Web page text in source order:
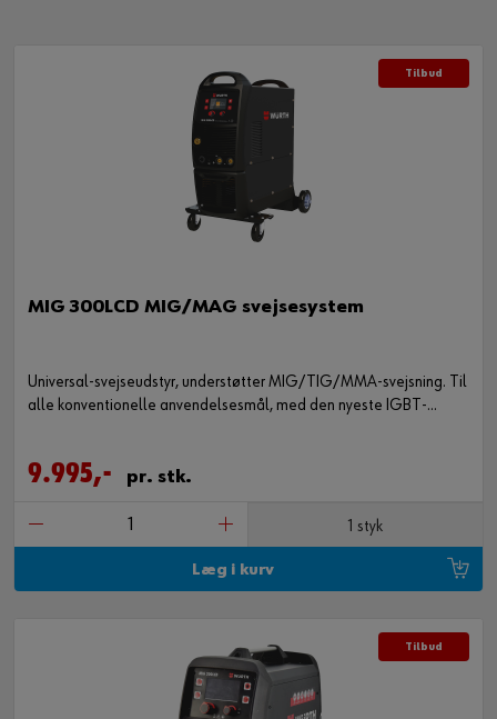
Tilbud
MIG 300LCD MIG/MAG svejsesystem
Universal-svejseudstyr, understøtter MIG/TIG/MMA-svejsning. Til
alle konventionelle anvendelsesmål, med den nyeste IGBT-
9.995,- pr. stk.
1 styk
Læg i kurv
Tilbud